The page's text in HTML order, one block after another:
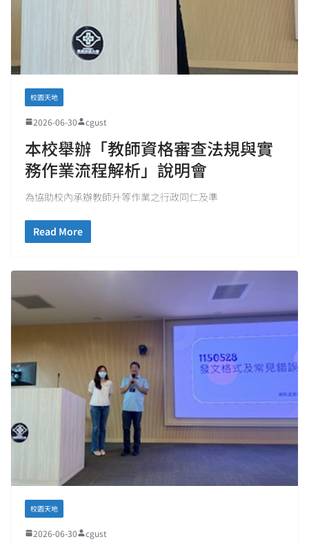
校園天地
2026-06-30 cgust
本校舉辦「教師資格審查法規與實
務作業流程解析」說明會
為協助校內承辦教師升等作業之行政同仁及準
Read More
校園天地
2026-06-30 cgust